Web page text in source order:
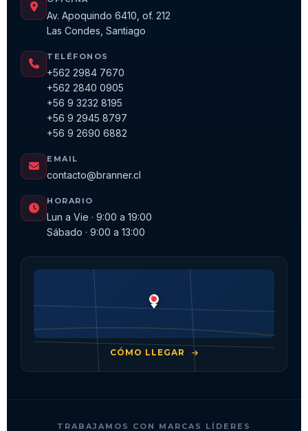
Av. Apoquindo 6410, of. 212
Las Condes, Santiago
TELÉFONOS
+562 2984 7670
+562 2840 0905
+56 9 3232 8195
+56 9 2945 8797
+56 9 2690 6882
EMAIL
contacto@branner.cl
HORARIO
Lun a Vie · 9:00 a 19:00
Sábado · 9:00 a 13:00
CÓMO LLEGAR
TRABAJAMOS CON MARCAS LÍDERES